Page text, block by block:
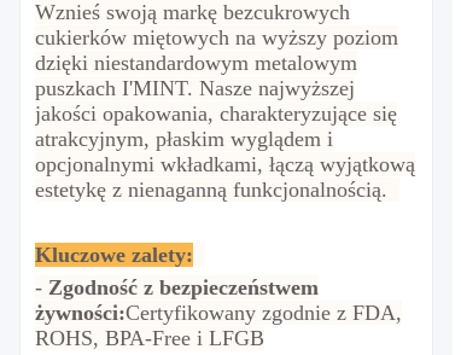
Wznieś swoją markę bezcukrowych
cukierków miętowych na wyższy poziom
dzięki niestandardowym metalowym
puszkach I'MINT. Nasze najwyższej
jakości opakowania, charakteryzujące się
atrakcyjnym, płaskim wyglądem i
opcjonalnymi wkładkami, łączą wyjątkową
estetykę z nienaganną funkcjonalnością.
Kluczowe zalety:
- Zgodność z bezpieczeństwem
żywności:Certyfikowany zgodnie z FDA,
ROHS, BPA-Free i LFGB